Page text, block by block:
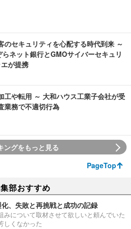
のセキュリティを心配する時代到来 ～
らネット銀行とGMOサイバーセキュリ
が提携
工や転用 ～ 大和ハウス工業子会社が受
業務で不適切行為
ングをもっと見る
PageTop
部おすすめ
、失敗と再挑戦と成功の記録
みについて取材させて欲しいと頼んでいた
しくなかった